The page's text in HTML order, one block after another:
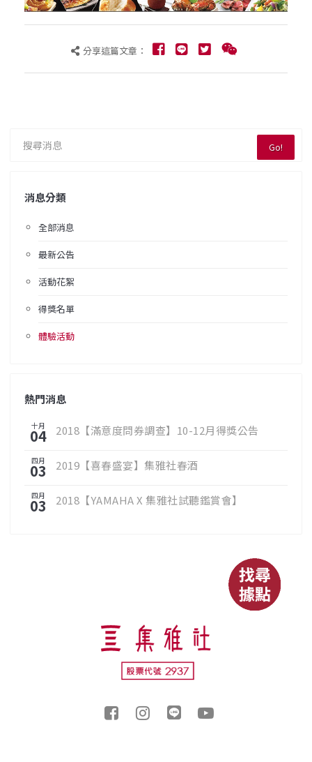
分享這篇文章：
Go!
消息分類
全部消息
最新公告
活動花絮
得獎名單
體驗活動
熱門消息
十月
04 2018【滿意度問券調查】10-12月得獎公告
四月
03 2019【喜春盛宴】集雅社春酒
四月
03 2018【YAMAHA X 集雅社試聽鑑賞會】